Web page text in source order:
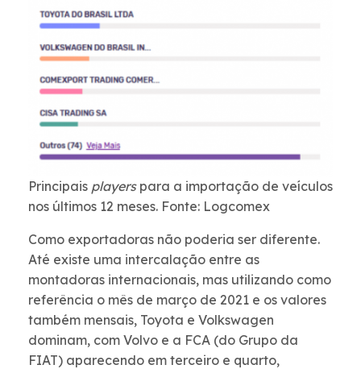
Principais players para a importação de veículos
nos últimos 12 meses. Fonte: Logcomex
Como exportadoras não poderia ser diferente.
Até existe uma intercalação entre as
montadoras internacionais, mas utilizando como
referência o mês de março de 2021 e os valores
também mensais, Toyota e Volkswagen
dominam, com Volvo e a FCA (do Grupo da
FIAT) aparecendo em terceiro e quarto,